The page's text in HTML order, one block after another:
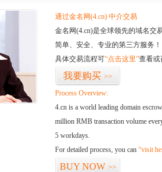
通过金名网(4.cn) 中介交易
金名网(4.cn)是全球领先的域名交
简单、安全、专业的第三方服务
具体交易流程可“点击这里”查看或
我要购买 >>
Process Overview:
4.cn is a world leading domain
million RMB transaction volume
5 workdays.
For detailed process, you can “visit
BUY NOW >>